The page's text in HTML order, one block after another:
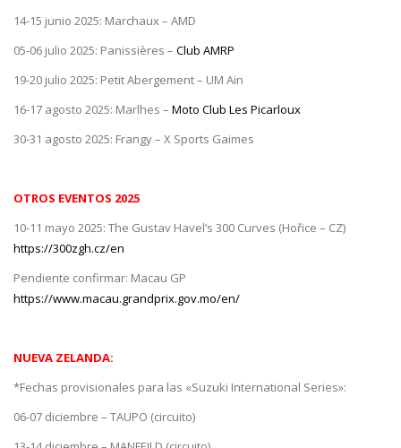
14-15 junio 2025: Marchaux – AMD
05-06 julio 2025: Panissières – Club AMRP
19-20 julio 2025: Petit Abergement – UM Ain
16-17 agosto 2025: Marlhes – Moto Club Les Picarloux
30-31 agosto 2025: Frangy – X Sports Gaimes
OTROS EVENTOS 2025
10-11 mayo 2025: The Gustav Havel’s 300 Curves (Hořice – CZ)
https://300zgh.cz/en
Pendiente confirmar: Macau GP
https://www.macau.grandprix.gov.mo/en/
NUEVA ZELANDA:
*Fechas provisionales para las «Suzuki International Series»:
06-07 diciembre – TAUPO (circuito)